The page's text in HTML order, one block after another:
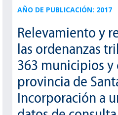
AÑO DE PUBLICACIÓN: 2017
Relevamiento y
las ordenanzas
363 municipios y
provincia de
Incorporación a